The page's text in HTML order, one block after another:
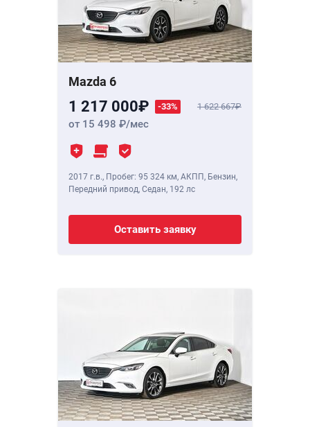
Mazda 6
1 217 000 -33% 1 622 667
от 15 498 /мес
2017 г.в., Пробег: 95 324 км, АКПП, Бензин,
Передний привод, Седан, 192 лс
Оставить заявку